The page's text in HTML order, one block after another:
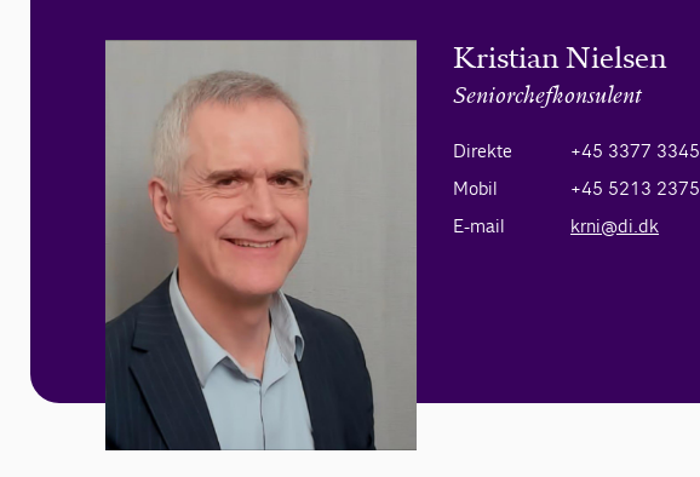
Kristian Nielsen
Seniorchefkonsulent
Direkte
+45 3377 3345
Mobil
+45 5213 2375
E-mail
krni@di.dk